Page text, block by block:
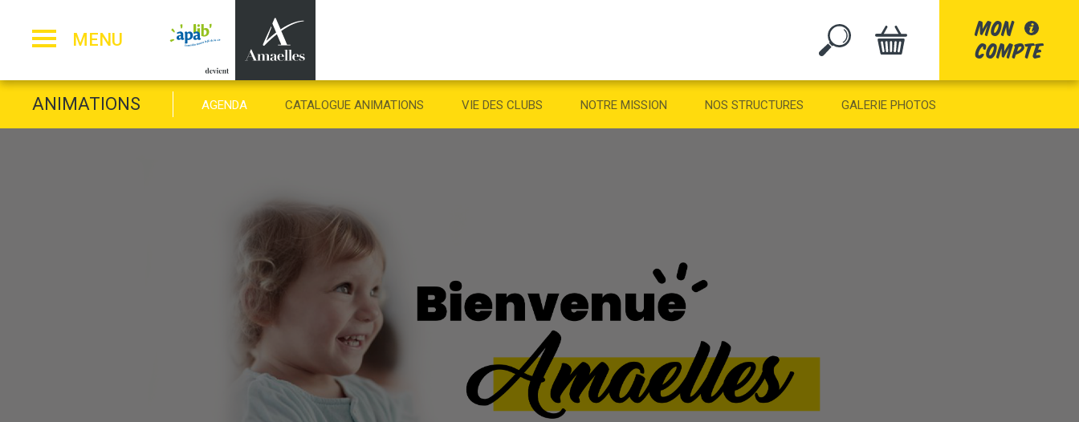
MENU
mon
compte
ANIMATIONS AGENDA CATALOGUE ANIMATIONS VIE DES CLUBS NOTRE MISSION NOS STRUCTURES GALERIE PHOTOS